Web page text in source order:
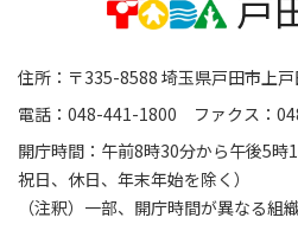
住所：〒335-8588 埼玉県戸田市上
電話：048-441-1800 ファクス：
開庁時間：午前8時30分から午後5時
祝日、休日、年末年始を除く）
（注釈）一部、開庁時間が異なる組